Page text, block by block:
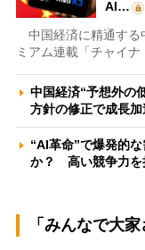
AI…
中国経済に精通する
ミアム連載「チャイ
中国経済“予想外の
方針の修正で成長
“AI革命”で爆発的
か？ 高い競争力を
「みんなで大